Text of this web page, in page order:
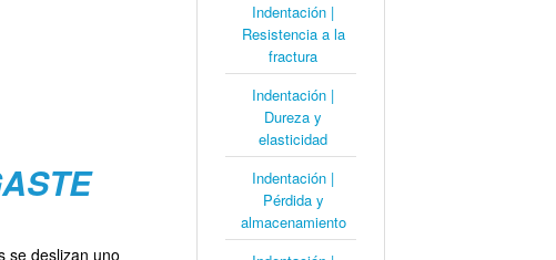
se deslizan uno
Indentación |
Resistencia a la
fractura
Indentación |
Dureza y
elasticidad
Indentación |
Pérdida y
almacenamiento